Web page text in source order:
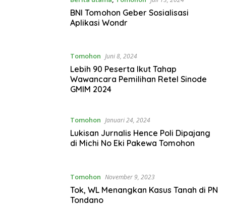
BNI Tomohon Geber Sosialisasi
Aplikasi Wondr
Tomohon Juni 8, 2024
Lebih 90 Peserta Ikut Tahap
Wawancara Pemilihan Retel Sinode
GMIM 2024
Tomohon Januari 24, 2024
Lukisan Jurnalis Hence Poli Dipajang
di Michi No Eki Pakewa Tomohon
Tomohon November 9, 2023
Tok, WL Menangkan Kasus Tanah di PN
Tondano